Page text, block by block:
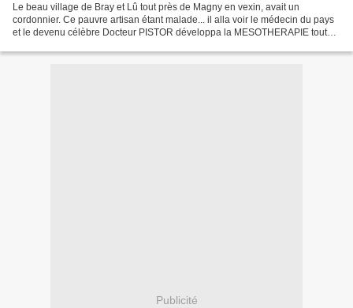
Le beau village de Bray et Lû tout près de Magny en vexin, avait un
cordonnier. Ce pauvre artisan étant malade... il alla voir le médecin du pays
et le devenu célèbre Docteur PISTOR développa la MESOTHERAPIE tout
Publicité